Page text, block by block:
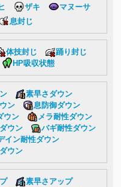
ザキ
マヌーサ
息封じ
体技封じ
踊り封じ
HP吸収状態
素早さダウン
ン
息防御ダウン
ウン
メラ耐性ダウン
ウン
バギ耐性ダウン
イン耐性ダウン
ウン
素早さアップ